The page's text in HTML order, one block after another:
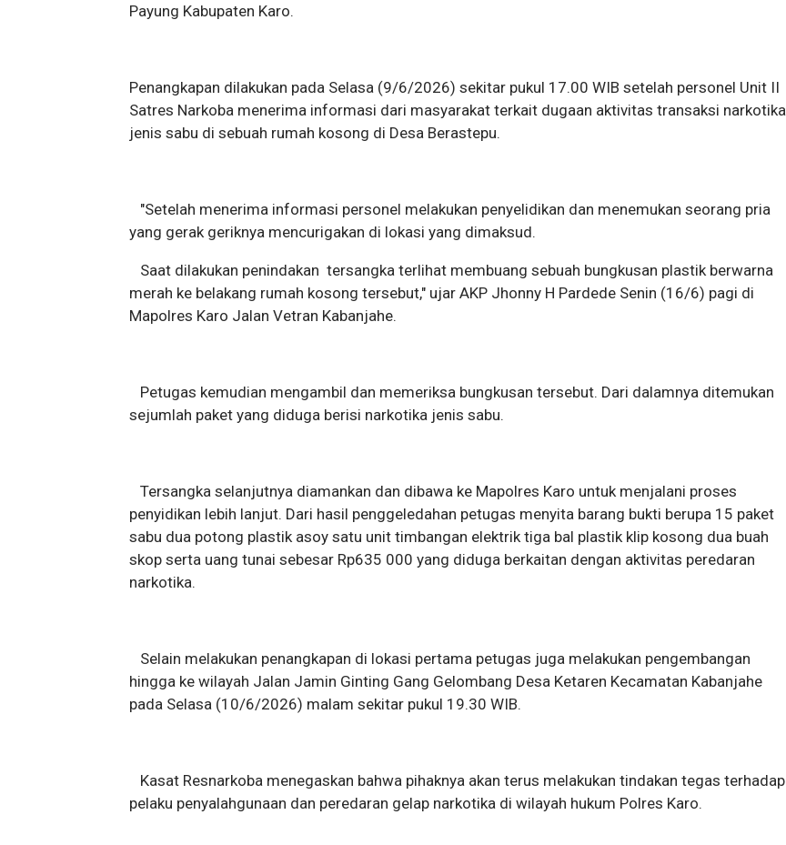
Payung Kabupaten Karo.
Penangkapan dilakukan pada Selasa (9/6/2026) sekitar pukul 17.00 WIB setelah personel Unit II
Satres Narkoba menerima informasi dari masyarakat terkait dugaan aktivitas transaksi narkotika
jenis sabu di sebuah rumah kosong di Desa Berastepu.
"Setelah menerima informasi personel melakukan penyelidikan dan menemukan seorang pria
yang gerak geriknya mencurigakan di lokasi yang dimaksud.
Saat dilakukan penindakan tersangka terlihat membuang sebuah bungkusan plastik berwarna
merah ke belakang rumah kosong tersebut," ujar AKP Jhonny H Pardede Senin (16/6) pagi di
Mapolres Karo Jalan Vetran Kabanjahe.
Petugas kemudian mengambil dan memeriksa bungkusan tersebut. Dari dalamnya ditemukan
sejumlah paket yang diduga berisi narkotika jenis sabu.
Tersangka selanjutnya diamankan dan dibawa ke Mapolres Karo untuk menjalani proses
penyidikan lebih lanjut. Dari hasil penggeledahan petugas menyita barang bukti berupa 15 paket
sabu dua potong plastik asoy satu unit timbangan elektrik tiga bal plastik klip kosong dua buah
skop serta uang tunai sebesar Rp635 000 yang diduga berkaitan dengan aktivitas peredaran
narkotika.
Selain melakukan penangkapan di lokasi pertama petugas juga melakukan pengembangan
hingga ke wilayah Jalan Jamin Ginting Gang Gelombang Desa Ketaren Kecamatan Kabanjahe
pada Selasa (10/6/2026) malam sekitar pukul 19.30 WIB.
Kasat Resnarkoba menegaskan bahwa pihaknya akan terus melakukan tindakan tegas terhadap
pelaku penyalahgunaan dan peredaran gelap narkotika di wilayah hukum Polres Karo.